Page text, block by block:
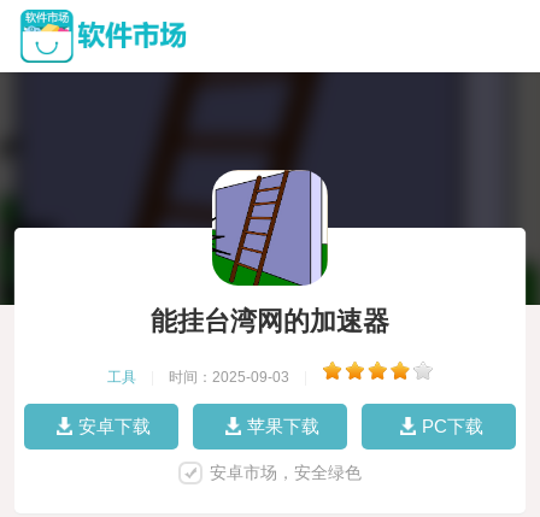
能挂台湾网的加速器
工具 时间：2025-09-03
安卓下载 苹果下载 PC下载
安卓市场，安全绿色